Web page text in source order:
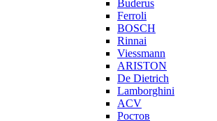
Buderus
Ferroli
BOSCH
Rinnai
Viessmann
ARISTON
De Dietrich
Lamborghini
ACV
Ростов